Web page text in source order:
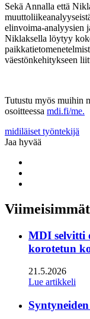
Sekä Annalla että
elinvoima-analyysien
Niklaksella löytyy
väestönkehitykseen
Tutustu myös muihin
osoitteessa mdi.fi/me.
midiläiset työntekijä
Jaa hyvää
twitter
Viimeisimmät
MDI selvitti
korotetun
21.5.2026
Lue artikkeli